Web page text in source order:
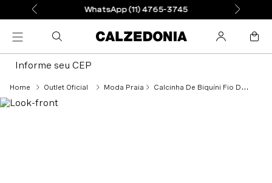
WhatsApp (11) 4765-3745
Informe seu CEP
Outlet Oficial Moda Praia Calcinha De Biquíni Fio Dental Metallic Skin - Rosa